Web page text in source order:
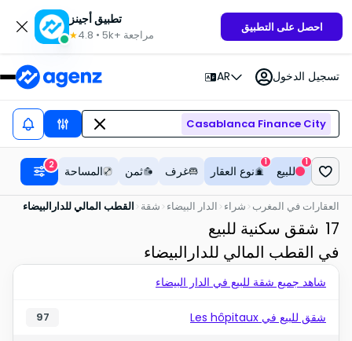
تطبيق أجينز
★4.8 • 5k+ مراجعة
احصل على التطبيق
AR تسجيل الدخول
Casablanca Finance City
للبيع
1
نوع العقار
1
غرف ثمن المساحة 2
العقارات في المغرب شراء الدار البيضاء شقة القطب المالي للدارالبيضاء
17 شقق سكنية للبيع
في القطب المالي للدارالبيضاء
شاهد جميع شقة للبيع في الدار البيضاء
شقق للبيع في Les hôpitaux 97